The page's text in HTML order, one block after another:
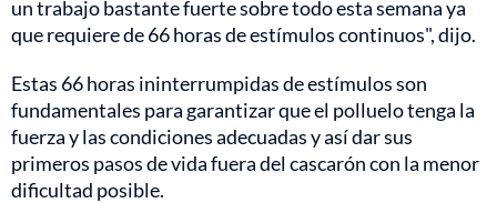
un trabajo bastante fuerte sobre todo esta semana ya
que requiere de 66 horas de estímulos continuos", dijo.
Estas 66 horas ininterrumpidas de estímulos son
fundamentales para garantizar que el polluelo tenga la
fuerza y las condiciones adecuadas y así dar sus
primeros pasos de vida fuera del cascarón con la menor
dificultad posible.